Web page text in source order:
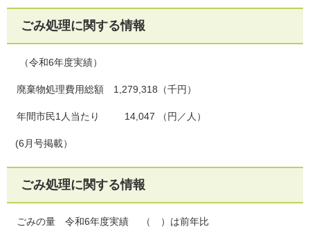
ごみ処理に関する情報
（令和6年度実績）
廃棄物処理費用総額 1,279,318（千円）
年間市民1人当たり 14,047 （円／人）
(6月号掲載）
ごみ処理に関する情報
ごみの量 令和6年度実績 （ ）は前年比